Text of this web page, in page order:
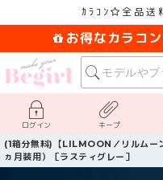
ｶﾗｺﾝ 全品送
お得なカラコ
ログイン キープ
(1箱分無料)【LILMOON／リルムー
ヵ月装用）［ラスティグレー］